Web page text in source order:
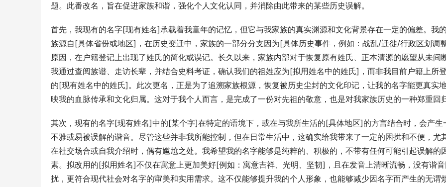
题。此番改名，旨在促进家族和谐，强化个人文化认同，并消除由此带来的某些历史误解。
首先，我现有的名字[现有姓名]承载着我童年的记忆，但它与我家族的真实渊源和文化背景存在一定的偏差。我
族源自[具体省份或地区]，在历史变迁中，家族的一部分分支因为[具体历史事件，例如：战乱/迁徙/行政区划调
原因，在户籍登记上出现了姓氏的简化或误记。长久以来，家族内部对于恢复原有姓氏、正本清源的愿望从未间断
我通过查阅族谱、走访长辈，并结合史料考证，确认我们的祖姓应为[拟用姓名中的姓氏]，而非我目前户籍上所
的[现有姓名中的姓氏]。此次更名，正是为了追溯家族根源，恢复被历史尘封的文化印记，让我的名字能更真实
映我的血脉传承和文化归属。这对于我个人而言，是完成了一份对先祖的敬意，也是对我家族历史的一种郑重回归
其次，现有的名字[现有姓名]中的[某个字]在特定的语境下，或在与我所生活的[具体地区]的方言结合时，会产生
不雅或易被误解的谐音。尽管这些并非我所能控制，但在日常生活中，这确实给我带来了一定的困扰和不便，尤
在社交场合或自我介绍时，偶有尴尬之处。我希望我的名字能够是纯粹的、积极的，不带有任何可能引起误解的
素。拟改用的[拟用姓名]不仅在寓意上更加美好[例如：寓意吉祥、光明、坚韧]，且在发音上清晰流畅，没有谐
扰，更符合现代社会对名字的审美和实用需求。这不仅能够提升我的个人形象，也能够减少因名字而产生的无谓